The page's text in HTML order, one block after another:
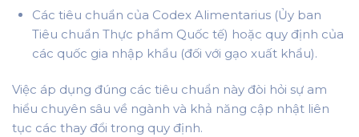
Các tiêu chuẩn của Codex Alimentarius (Ủy ban
Tiêu chuẩn Thực phẩm Quốc tế) hoặc quy định của
các quốc gia nhập khẩu (đối với gạo xuất khẩu).
Việc áp dụng đúng các tiêu chuẩn này đòi hỏi sự am
hiểu chuyên sâu về ngành và khả năng cập nhật liên
tục các thay đổi trong quy định.